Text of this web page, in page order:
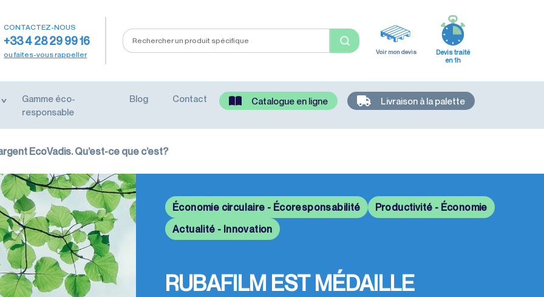
CONTACTEZ-NOUS
+33 4 28 29 99 16
ou faites-vous rappeller Voir mon devis
Devis traité
en 1h
Gamme éco-
responsable
Blog Contact Catalogue en ligne Livraison à la palette
EcoVadis. Qu’est-ce que c’est?
Économie circulaire - Écoresponsabilité
Productivité - Économie
Actualité - Innovation
RUBAFILM EST MÉDAILLE